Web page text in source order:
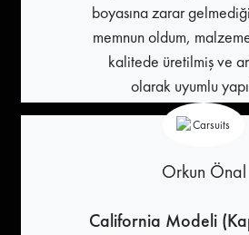
boyasına zarar
memnun oldum,
kalitede üretilmiş ve
olarak uyumlu
Orkun Önal
California Modeli